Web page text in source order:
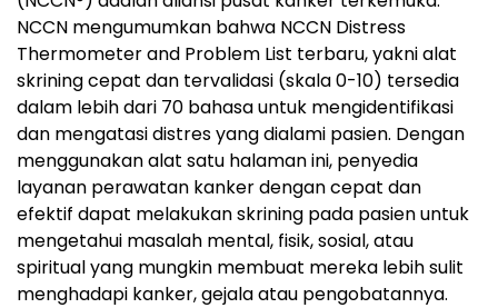
NCCN mengumumkan bahwa NCCN Distress
Thermometer and Problem List terbaru, yakni alat
skrining cepat dan tervalidasi (skala 0-10) tersedia
dalam lebih dari 70 bahasa untuk mengidentifikasi
dan mengatasi distres yang dialami pasien. Dengan
menggunakan alat satu halaman ini, penyedia
layanan perawatan kanker dengan cepat dan
efektif dapat melakukan skrining pada pasien untuk
mengetahui masalah mental, fisik, sosial, atau
spiritual yang mungkin membuat mereka lebih sulit
menghadapi kanker, gejala atau pengobatannya.